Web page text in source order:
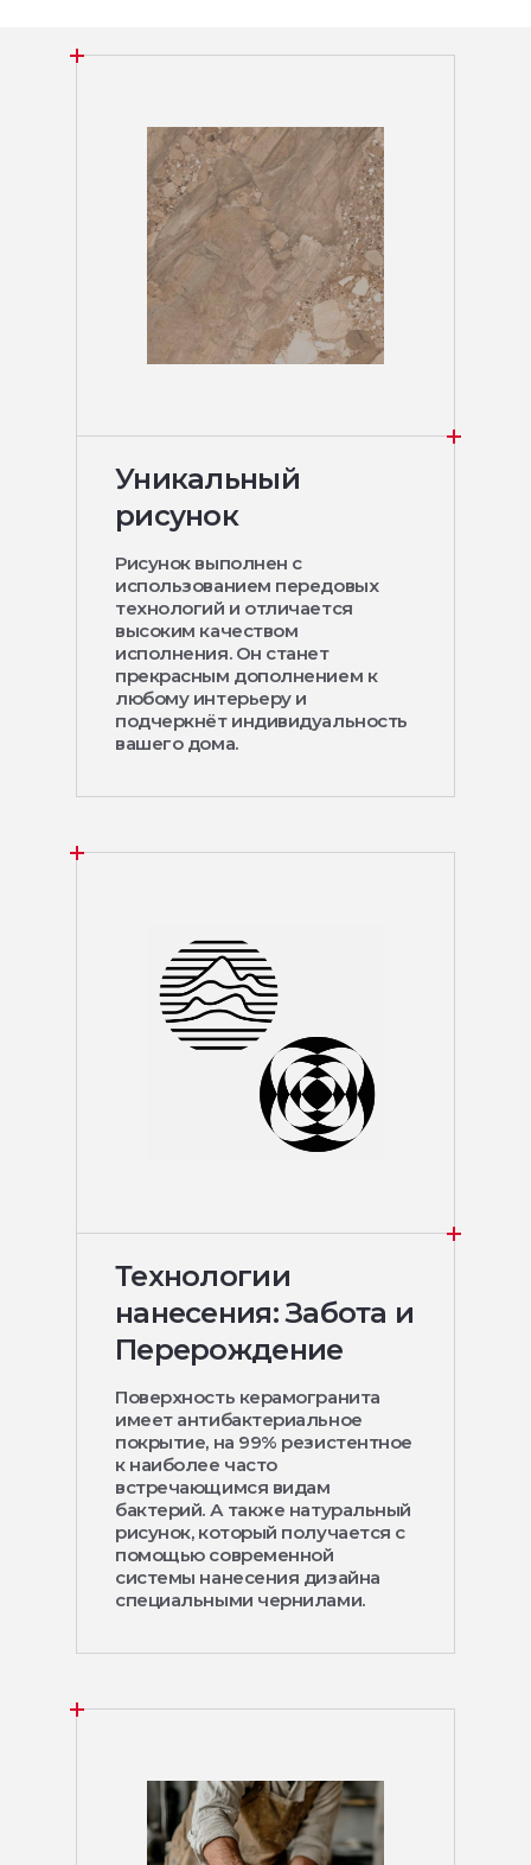
Уникальный
рисунок
Рисунок выполнен с
использованием передовых
технологий и отличается
высоким качеством
исполнения. Он станет
прекрасным дополнением к
любому интерьеру и
подчеркнёт индивидуальность
вашего дома.
Технологии
нанесения: Забота и
Перерождение
Поверхность керамогранита
имеет антибактериальное
покрытие, на 99% резистентное
к наиболее часто
встречающимся видам
бактерий. А также натуральный
рисунок, который получается с
помощью современной
системы нанесения дизайна
специальными чернилами.